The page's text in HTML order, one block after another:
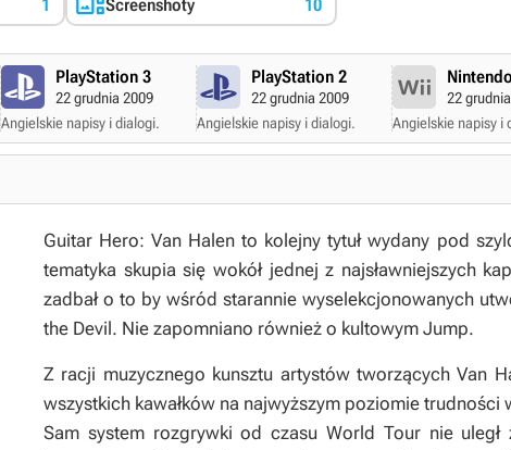
1 Screenshoty 10
PlayStation 3
22 grudnia 2009
Angielskie napisy i dialogi.
PlayStation 2
22 grudnia 2009
Angielskie napisy i dialogi.
22
Angielskie napisy i
Guitar Hero: Van Halen to kolejny tytuł wydany pod
tematyka skupia się wokół jednej z najsławniejszych
zadbał o to by wśród starannie wyselekcjonowanych
the Devil. Nie zapomniano również o kultowym Jump.
Z racji muzycznego kunsztu artystów tworzących Van
wszystkich kawałków na najwyższym poziomie
Sam system rozgrywki od czasu World Tournie uległ